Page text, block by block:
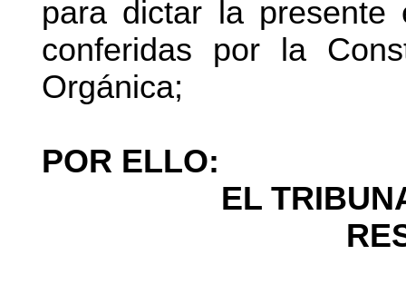
para dictar la presente
conferidas por la
Orgánica;
POR ELLO:
EL